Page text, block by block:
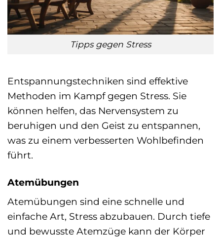
Tipps gegen Stress
Entspannungstechniken sind effektive
Methoden im Kampf gegen Stress. Sie
können helfen, das Nervensystem zu
beruhigen und den Geist zu entspannen,
was zu einem verbesserten Wohlbefinden
führt.
Atemübungen
Atemübungen sind eine schnelle und
einfache Art, Stress abzubauen. Durch tiefe
und bewusste Atemzüge kann der Körper